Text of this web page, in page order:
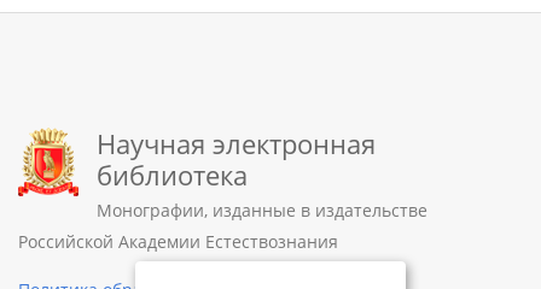
Научная электронная
библиотека
Монографии, изданные в издательстве
Российской Академии Естествознания